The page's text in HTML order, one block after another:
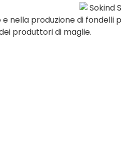
nella produzione di
produttori di maglie.